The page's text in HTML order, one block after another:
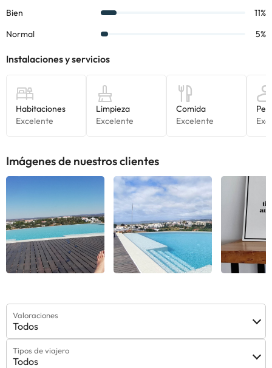
Imágenes de nuestros clientes
Valoraciones
Todos
Tipos de viajero
Todos